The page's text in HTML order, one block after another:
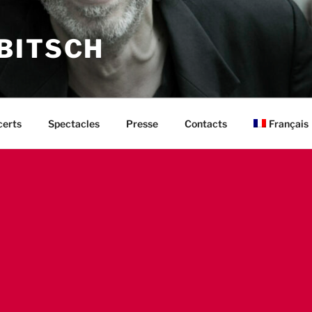
Spectacles Presse Contacts Français